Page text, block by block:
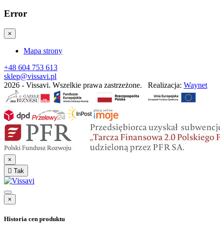
Error
×
Mapa strony
+48 604 753 613
sklep@vissavi.pl
2026 - Vissavi. Wszelkie prawa zastrzeżone.
Realizacja: Waynet
×
 Tak
×
Historia cen produktu